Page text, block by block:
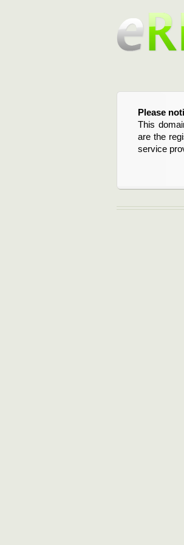
Please
This
are the
service
Bitte
Diese
Domain
verlängern